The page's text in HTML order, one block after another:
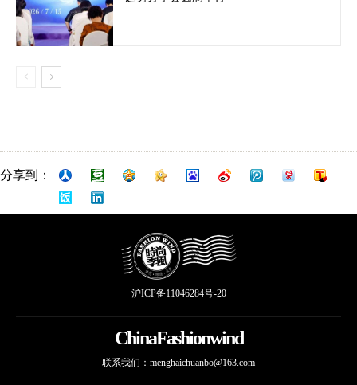
分享到：
沪ICP备11046284号-20
ChinaFashionwind
联系我们： menghaichuanbo@163.com